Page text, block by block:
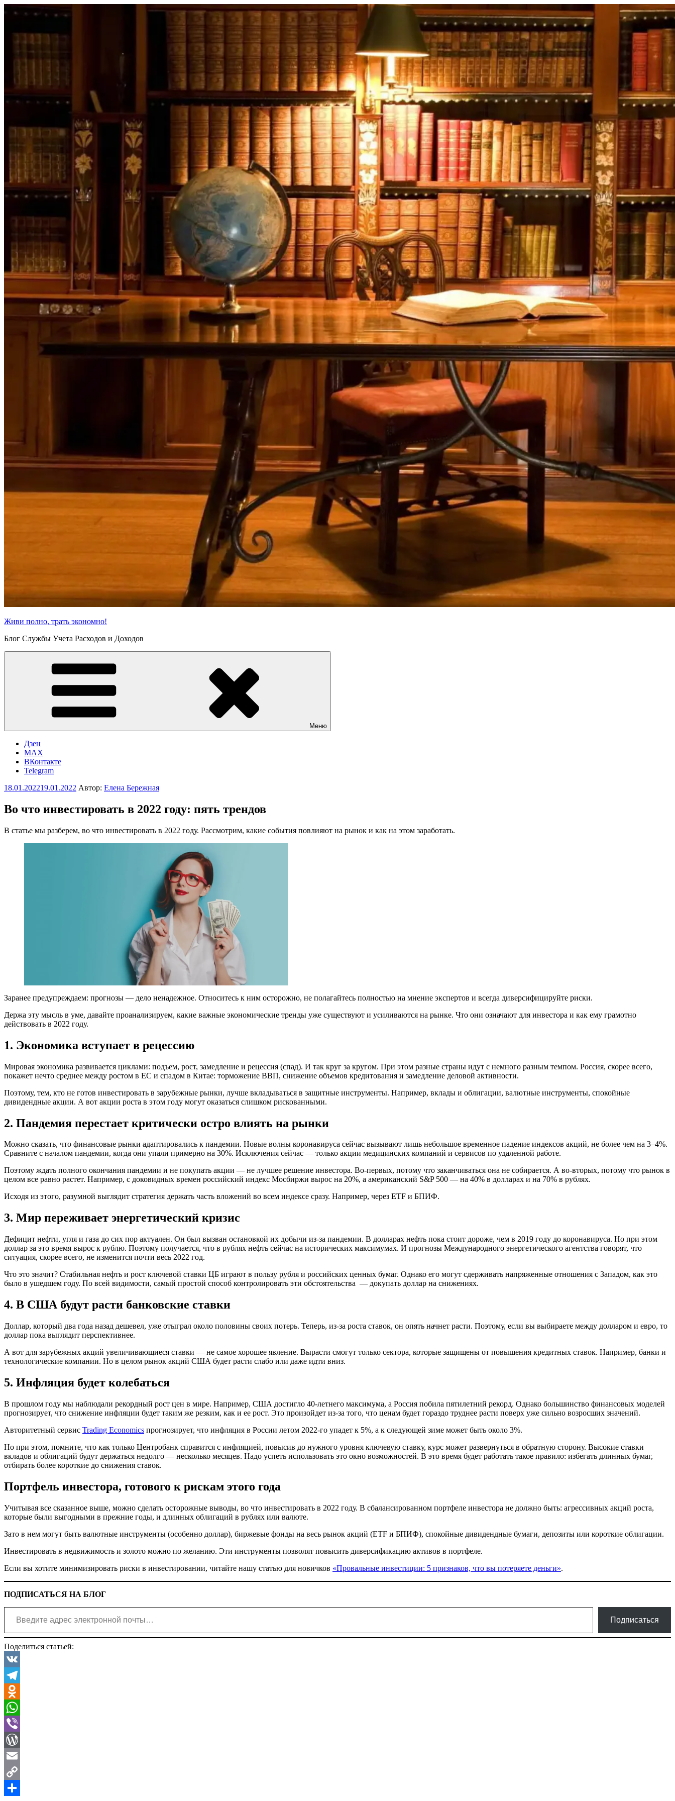
Перейти
Живи полно, трать экономно!
Блог Службы Учета Расходов и Доходов
Меню
Дзен
MAX
ВКонтакте
Telegram
Опубликовано
18.01.202219.01.2022 Автор: Елена Бережная
Во что инвестировать в 2022 году: пять трендов
В статье мы разберем, во что инвестировать в 2022 году. Рассмотрим, какие события повлияют на рынок и как на этом заработать.
Заранее предупреждаем: прогнозы — дело ненадежное. Относитесь к ним осторожно, не полагайтесь полностью на мнение экспертов и всегда диверсифицируйте риски.
Держа эту мысль в уме, давайте проанализируем, какие важные экономические тренды уже существуют и усиливаются на рынке. Что они означают для инвестора и как ему грамотно
действовать в 2022 году.
1. Экономика вступает в рецессию
Мировая экономика развивается циклами: подъем, рост, замедление и рецессия (спад). И так круг за кругом. При этом разные страны идут с немного разным темпом. Россия, скорее всего,
покажет нечто среднее между ростом в ЕС и спадом в Китае: торможение ВВП, снижение объемов кредитования и замедление деловой активности.
Поэтому, тем, кто не готов инвестировать в зарубежные рынки, лучше вкладываться в защитные инструменты. Например, вклады и облигации, валютные инструменты, спокойные
дивидендные акции. А вот акции роста в этом году могут оказаться слишком рискованными.
2. Пандемия перестает критически остро влиять на рынки
Можно сказать, что финансовые рынки адаптировались к пандемии. Новые волны коронавируса сейчас вызывают лишь небольшое временное падение индексов акций, не более чем на 3–4%.
Сравните с началом пандемии, когда они упали примерно на 30%. Исключения сейчас — только акции медицинских компаний и сервисов по удаленной работе.
Поэтому ждать полного окончания пандемии и не покупать акции — не лучшее решение инвестора. Во-первых, потому что заканчиваться она не собирается. А во-вторых, потому что рынок в
целом все равно растет. Например, с доковидных времен российский индекс Мосбиржи вырос на 20%, а американский S&P 500 — на 40% в долларах и на 70% в рублях.
Исходя из этого, разумной выглядит стратегия держать часть вложений во всем индексе сразу. Например, через ETF и БПИФ.
3. Мир переживает энергетический кризис
Дефицит нефти, угля и газа до сих пор актуален. Он был вызван остановкой их добычи из-за пандемии. В долларах нефть пока стоит дороже, чем в 2019 году до коронавируса. Но при этом
доллар за это время вырос к рублю. Поэтому получается, что в рублях нефть сейчас на исторических максимумах. И прогнозы Международного энергетического агентства говорят, что
ситуация, скорее всего, не изменится почти весь 2022 год.
Что это значит? Стабильная нефть и рост ключевой ставки ЦБ играют в пользу рубля и российских ценных бумаг. Однако его могут сдерживать напряженные отношения с Западом, как это
было в ушедшем году. По всей видимости, самый простой способ контролировать эти обстоятельства — докупать доллар на снижениях.
4. В США будут расти банковские ставки
Доллар, который два года назад дешевел, уже отыграл около половины своих потерь. Теперь, из-за роста ставок, он опять начнет расти. Поэтому, если вы выбираете между долларом и евро, то
доллар пока выглядит перспективнее.
А вот для зарубежных акций увеличивающиеся ставки — не самое хорошее явление. Вырасти смогут только сектора, которые защищены от повышения кредитных ставок. Например, банки и
технологические компании. Но в целом рынок акций США будет расти слабо или даже идти вниз.
5. Инфляция будет колебаться
В прошлом году мы наблюдали рекордный рост цен в мире. Например, США достигло 40-летнего максимума, а Россия побила пятилетний рекорд. Однако большинство финансовых моделей
прогнозирует, что снижение инфляции будет таким же резким, как и ее рост. Это произойдет из-за того, что ценам будет гораздо труднее расти поверх уже сильно возросших значений.
Авторитетный сервис Trading Economics прогнозирует, что инфляция в России летом 2022-го упадет к 5%, а к следующей зиме может быть около 3%.
Но при этом, помните, что как только Центробанк справится с инфляцией, повысив до нужного уровня ключевую ставку, курс может развернуться в обратную сторону. Высокие ставки
вкладов и облигаций будут держаться недолго — несколько месяцев. Надо успеть использовать это окно возможностей. В это время будет работать такое правило: избегать длинных бумаг,
отбирать более короткие до снижения ставок.
Портфель инвестора, готового к рискам этого года
Учитывая все сказанное выше, можно сделать осторожные выводы, во что инвестировать в 2022 году. В сбалансированном портфеле инвестора не должно быть: агрессивных акций роста,
которые были выгодными в прежние годы, и длинных облигаций в рублях или валюте.
Зато в нем могут быть валютные инструменты (особенно доллар), биржевые фонды на весь рынок акций (ETF и БПИФ), спокойные дивидендные бумаги, депозиты или короткие облигации.
Инвестировать в недвижимость и золото можно по желанию. Эти инструменты позволят повысить диверсификацию активов в портфеле.
Если вы хотите минимизировать риски в инвестировании, читайте нашу статью для новичков «Провальные инвестиции: 5 признаков, что вы потеряете деньги».
ПОДПИСАТЬСЯ НА БЛОГ
Введите адрес электронной почты…
Подписаться
Поделиться статьей:
VK
Telegram
Odnoklassniki
WhatsApp
Viber
WordPress
Email
Copy